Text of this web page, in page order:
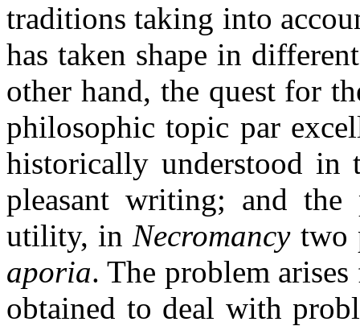
traditions taking into
has taken shape in
other hand, the quest for
philosophic topic par
historically understood in
pleasant writing; and
utility, inNecromancytwo
aporia. The problem
obtained to deal with